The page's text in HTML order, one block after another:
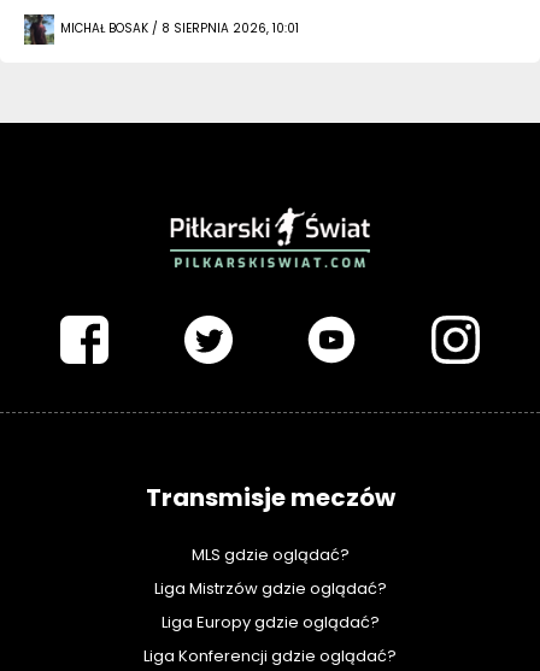
MICHAŁ BOSAK / 8 SIERPNIA 2026, 10:01
Transmisje meczów
MLS gdzie oglądać?
Liga Mistrzów gdzie oglądać?
Liga Europy gdzie oglądać?
Liga Konferencji gdzie oglądać?